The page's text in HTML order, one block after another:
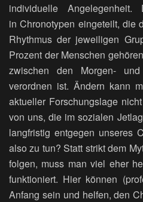
individuelle
in Chronotypen eingeteilt, die
Rhythmus der jeweiligen
Prozent der Menschen
zwischen den Morgen-
verordnen ist. Ändern kann
aktueller Forschungslage
von uns, die im sozialen
langfristig entgegen unseres
also zu tun? Statt strikt dem
folgen, muss man viel eher
funktioniert. Hier können
Anfang sein und helfen, den